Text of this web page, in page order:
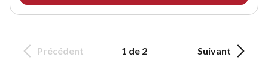
Précédent 1 de 2 Suivant